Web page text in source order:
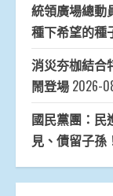
統領廣場總
種下希望的種
消災夯枷結
鬧登場 2026-
國民黨團：
見、債留子孫